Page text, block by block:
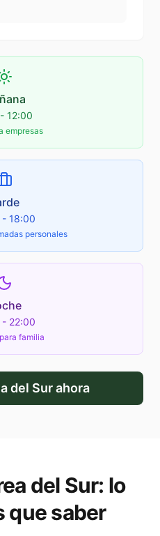
12:00
empresas
18:00
personales
22:00
familia
del Surahora
del Sur: lo
que saber